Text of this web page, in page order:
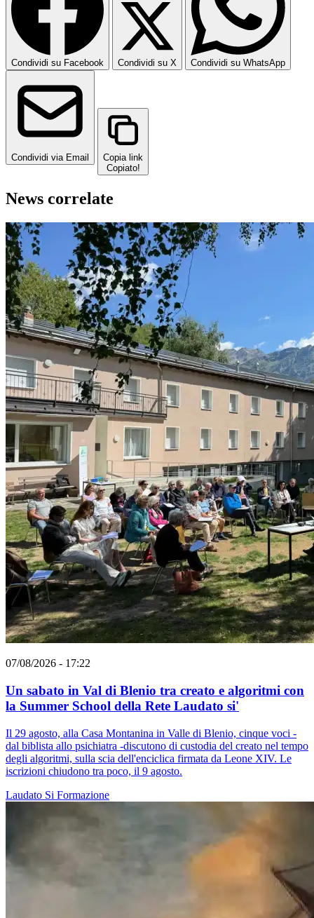
Condividi su Facebook Condividi su X Condividi su WhatsApp
Condividi via Email
Copia link
Copiato!
News correlate
07/08/2026 - 17:22
Un sabato in Val di Blenio tra creato e algoritmi con
la Summer School della Rete Laudato si'
Il 29 agosto, alla Casa Montanina in Valle di Blenio, cinque voci -
dal biblista allo psichiatra -discutono di custodia del creato nel tempo
degli algoritmi, sulla scia dell'enciclica firmata da Leone XIV. Le
iscrizioni chiudono tra poco, il 9 agosto.
Laudato Si Formazione